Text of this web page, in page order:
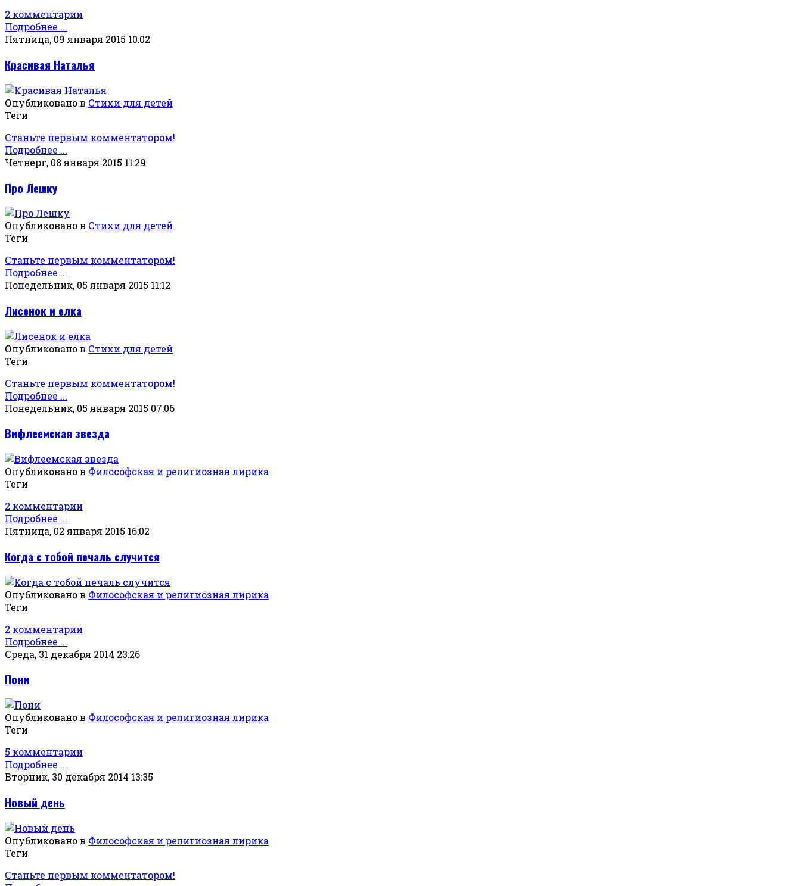
2 комментарии
Подробнее ...
Пятница, 09 января 2015 10:02
Красивая Наталья
Опубликовано в Стихи для детей
Теги
Станьте первым комментатором!
Подробнее ...
Четверг, 08 января 2015 11:29
Про Лешку
Опубликовано в Стихи для детей
Теги
Станьте первым комментатором!
Подробнее ...
Понедельник, 05 января 2015 11:12
Лисенок и елка
Опубликовано в Стихи для детей
Теги
Станьте первым комментатором!
Подробнее ...
Понедельник, 05 января 2015 07:06
Вифлеемская звезда
Опубликовано в Философская и религиозная лирика
Теги
2 комментарии
Подробнее ...
Пятница, 02 января 2015 16:02
Когда с тобой печаль случится
Опубликовано в Философская и религиозная лирика
Теги
2 комментарии
Подробнее ...
Среда, 31 декабря 2014 23:26
Пони
Опубликовано в Философская и религиозная лирика
Теги
5 комментарии
Подробнее ...
Вторник, 30 декабря 2014 13:35
Новый день
Опубликовано в Философская и религиозная лирика
Теги
Станьте первым комментатором!